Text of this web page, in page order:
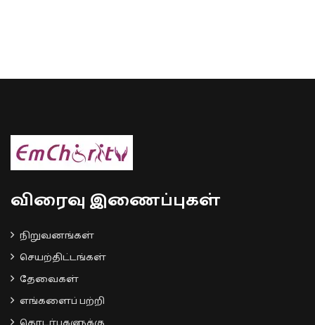
விரைவு இணைப்புகள்
நிறுவனங்கள்
செயற்திட்டங்கள்
தேவைகள்
எங்களைப் பற்றி